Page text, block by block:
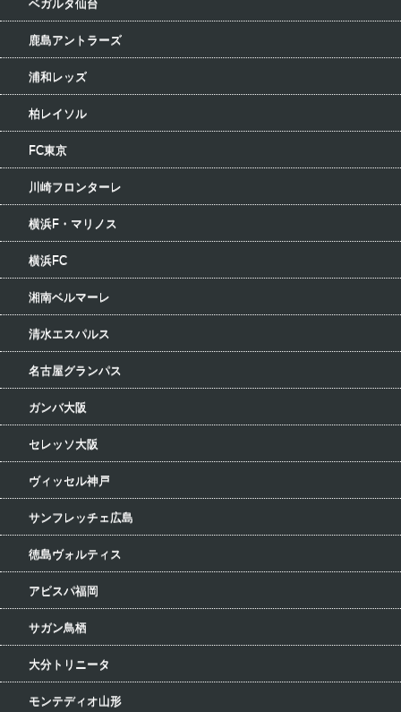
ベガルタ仙台
鹿島アントラーズ
浦和レッズ
柏レイソル
FC東京
川崎フロンターレ
横浜F・マリノス
横浜FC
湘南ベルマーレ
清水エスパルス
名古屋グランパス
ガンバ大阪
セレッソ大阪
ヴィッセル神戸
サンフレッチェ広島
徳島ヴォルティス
アビスパ福岡
サガン鳥栖
大分トリニータ
モンテディオ山形